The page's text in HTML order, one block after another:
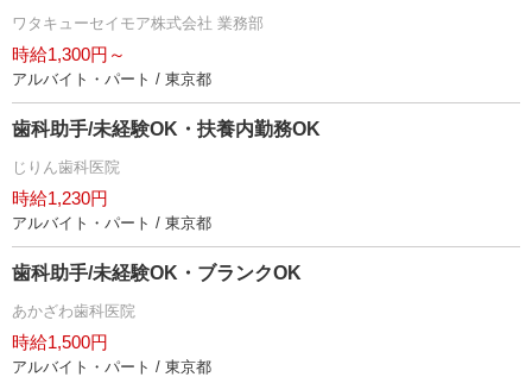
ワタキューセイモア株式会社 業務部
時給1,300円～
アルバイト・パート / 東京都
歯科助手/未経験OK・扶養内勤務OK
じりん歯科医院
時給1,230円
アルバイト・パート / 東京都
歯科助手/未経験OK・ブランクOK
あかざわ歯科医院
時給1,500円
アルバイト・パート / 東京都